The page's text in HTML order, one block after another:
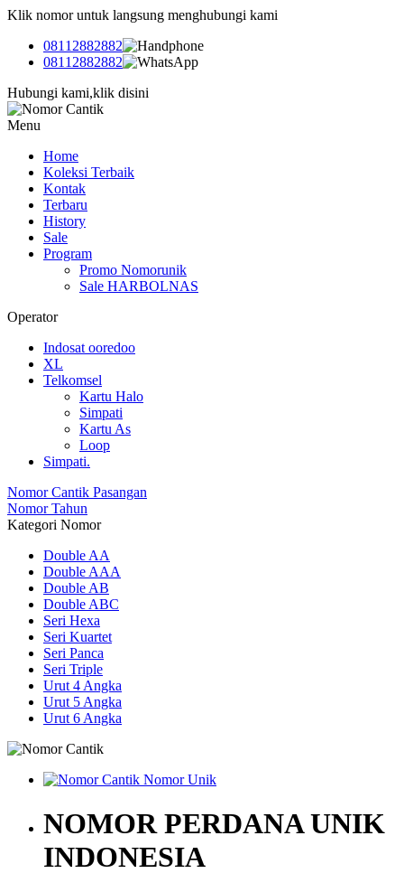
Klik nomor untuk langsung menghubungi kami
08112882882
08112882882
Hubungi kami,klik disini
Menu
Home
Koleksi Terbaik
Kontak
Terbaru
History
Sale
Program
Promo Nomorunik
Sale HARBOLNAS
Operator
Indosat ooredoo
XL
Telkomsel
Kartu Halo
Simpati
Kartu As
Loop
Simpati.
Nomor Cantik Pasangan
Nomor Tahun
Kategori Nomor
Double AA
Double AAA
Double AB
Double ABC
Seri Hexa
Seri Kuartet
Seri Panca
Seri Triple
Urut 4 Angka
Urut 5 Angka
Urut 6 Angka
NOMOR PERDANA UNIK
INDONESIA